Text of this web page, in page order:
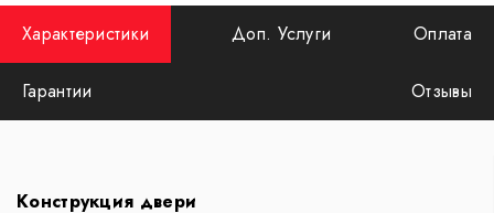
Характеристики Доп. Услуги Оплата
Гарантии Отзывы
Конструкция двери